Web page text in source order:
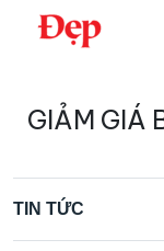
Chuyển
kiếm
GIẢM GIÁ
TIN TỨC